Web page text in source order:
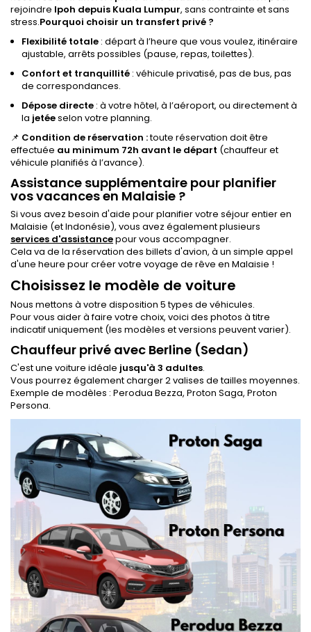
rejoindre lpoh depuis Kuala Lumpur, sans contrainte et sans
stress.Pourquoi choisir un transfert privé ?
Flexibilité totale : départ à l’heure que vous voulez, itinéraire
ajustable, arrêts possibles (pause, repas, toilettes).
Confort et tranquillité : véhicule privatisé, pas de bus, pas
de correspondances.
Dépose directe : à votre hôtel, à l’aéroport, ou directement à
la jetéeselon votre planning.
📌 Condition de réservation :toute réservation doit être
effectuée au minimum 72h avant le départ (chauffeur et
véhicule planifiés à l’avance).
Assistance supplémentaire pour planifier
vos vacances en Malaisie ?
Si vous avez besoin d'aide pour planifier votre séjour entier en
Malaisie (et Indonésie), vous avez également plusieurs
services d'assistancepour vous accompagner.
Cela va de la réservation des billets d'avion, à un simple appel
d'une heure pour créer votre voyage de rêve en Malaisie !
Choisissez le modèle de voiture
Nous mettons à votre disposition 5 types de véhicules.
Pour vous aider à faire votre choix, voici des photos à titre
indicatif uniquement (les modèles et versions peuvent varier).
Chauffeur privé avec Berline (Sedan)
C'est une voiture idéale jusqu'à 3 adultes.
Vous pourrez également charger 2 valises de tailles moyennes.
Exemple de modèles : Perodua Bezza, Proton Saga, Proton
Persona.